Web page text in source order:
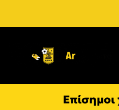
Επίσημοι